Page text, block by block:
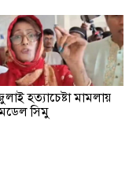
হত্যাচেষ্টা মামলায়
মডেল সিমু